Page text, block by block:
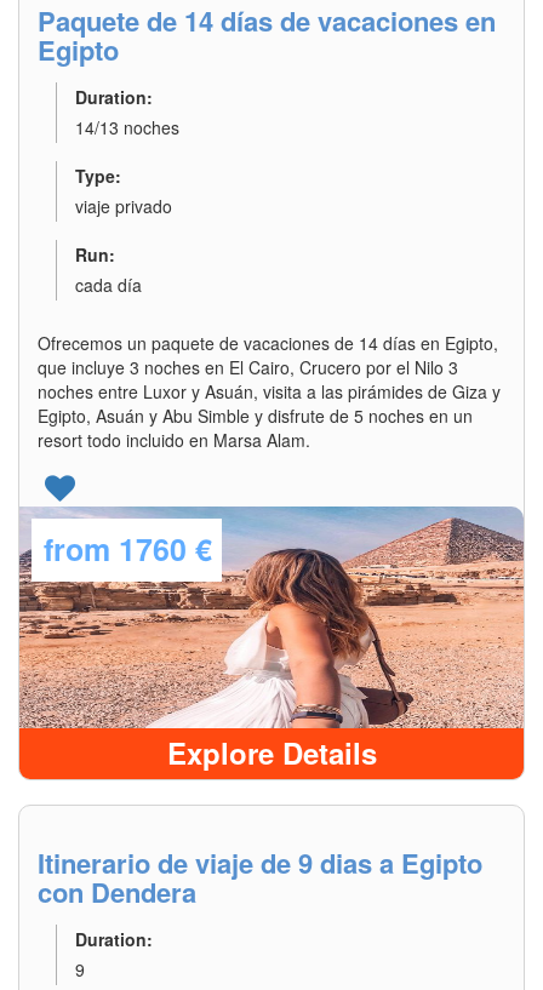
Paquete de 14 días de vacaciones en
Egipto
Duration:
14/13 noches
Type:
viaje privado
Run:
cada día
Ofrecemos un paquete de vacaciones de 14 días en Egipto,
que incluye 3 noches en El Cairo, Crucero por el Nilo 3
noches entre Luxor y Asuán, visita a las pirámides de Giza y
Egipto, Asuán y Abu Simble y disfrute de 5 noches en un
resort todo incluido en Marsa Alam.
from 1760 €
Explore Details
Itinerario de viaje de 9 dias a Egipto
con Dendera
Duration:
9